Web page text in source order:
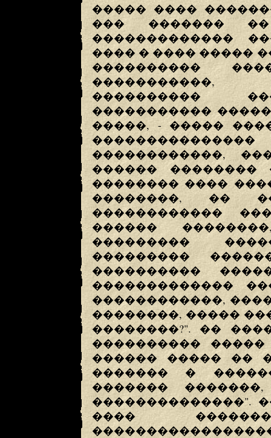
����� ����
��� ������� ��
�������������
���� � ���� �����
����������
�����������,
����������
�����������
�����, - �����
������������,
������ ��������
�������� ����
��������, ��
������������
������
���������
���������
����������
�������������
������������,
��������, �����
��������?". ��
����������
������ ����� ��
������� �
�������
��������������".
����